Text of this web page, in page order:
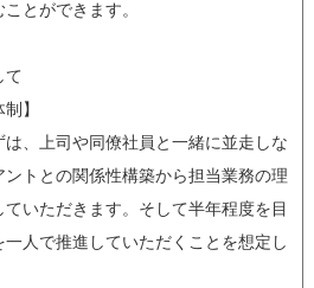
とができます。
て
】
は、上司や同僚社員と一緒に並走しな
ントとの関係性構築から担当業務の理
いただきます。そして半年程度を目
一人で推進していただくことを想定し